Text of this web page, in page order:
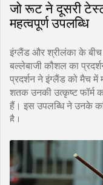
जो रूट ने दूसरी
महत्वपूर्ण उपलब्धि
इंग्लैंड और श्रीलंका के
बल्लेबाजी कौशल का
प्रदर्शन ने इंग्लैंड को मैच में
शतक उनकी उत्कृष्ट फॉर्म
हैं। इस उपलब्धि ने उनके
है।